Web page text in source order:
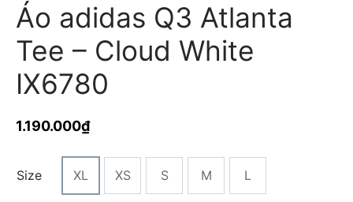
Áo adidas Q3 Atlanta
Tee – Cloud White
IX6780
1.190.000₫
Size XL XS S M L